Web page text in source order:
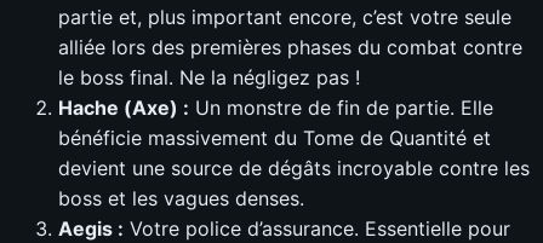
partie et, plus important encore, c’est votre seule
alliée lors des premières phases du combat contre
le boss final. Ne la négligez pas !
Hache (Axe) : Un monstre de fin de partie. Elle
bénéficie massivement du Tome de Quantité et
devient une source de dégâts incroyable contre les
boss et les vagues denses.
Aegis : Votre police d’assurance. Essentielle pour